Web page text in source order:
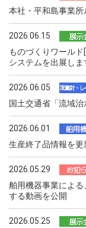
本社・平和島事業
2026.06.15
ものづくりワール
システムを出展しま
2026.06.05
国土交通省「流域
2026.06.01
生産終了品情報を更
2026.05.29
舶用機器事業によ
する動画を公開
2026.05.25